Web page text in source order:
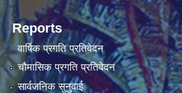
Reports
वार्षिक प्रगति प्रतिवेदन
चौमासिक प्रगति प्रतिवेदन
सार्वजनिक सुनुवाई